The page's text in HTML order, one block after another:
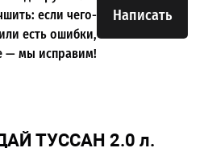
Написать
если чего-
есть ошибки,
— мы исправим!
ТУССАН 2.0 л.